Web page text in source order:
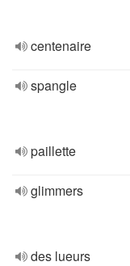
centenaire
spangle
paillette
glimmers
des lueurs